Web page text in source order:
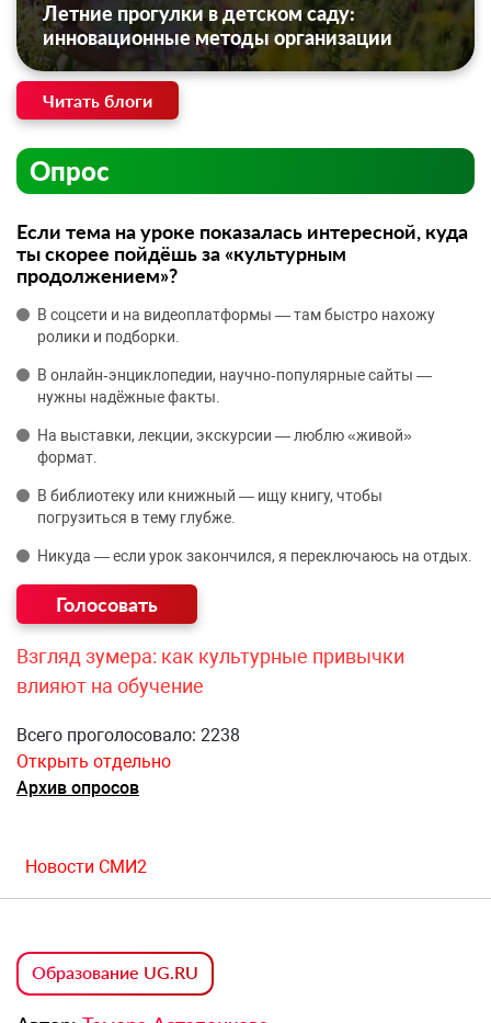
Летние прогулки в детском саду:
инновационные методы организации
Читать блоги
Опрос
Если тема на уроке показалась интересной, куда
ты скорее пойдёшь за «культурным
продолжением»?
В соцсети и на видеоплатформы — там быстро нахожу
ролики и подборки.
В онлайн‑энциклопедии, научно‑популярные сайты —
нужны надёжные факты.
На выставки, лекции, экскурсии — люблю «живой»
формат.
В библиотеку или книжный — ищу книгу, чтобы
погрузиться в тему глубже.
Никуда — если урок закончился, я переключаюсь на отдых.
Взгляд зумера: как культурные привычки
влияют на обучение
Всего проголосовало: 2238
Открыть отдельно
Архив опросов
Новости СМИ2
Образование UG.RU